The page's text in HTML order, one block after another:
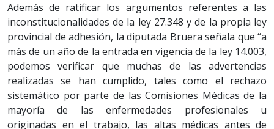
Además de ratificar los argumentos referentes a las
inconstitucionalidades de la ley 27.348 y de la propia ley
provincial de adhesión, la diputada Bruera señala que “a
más de un año de la entrada en vigencia de la ley 14.003,
podemos verificar que muchas de las advertencias
realizadas se han cumplido, tales como el rechazo
sistemático por parte de las Comisiones Médicas de la
mayoría de las enfermedades profesionales u
originadas en el trabajo, las altas médicas antes de